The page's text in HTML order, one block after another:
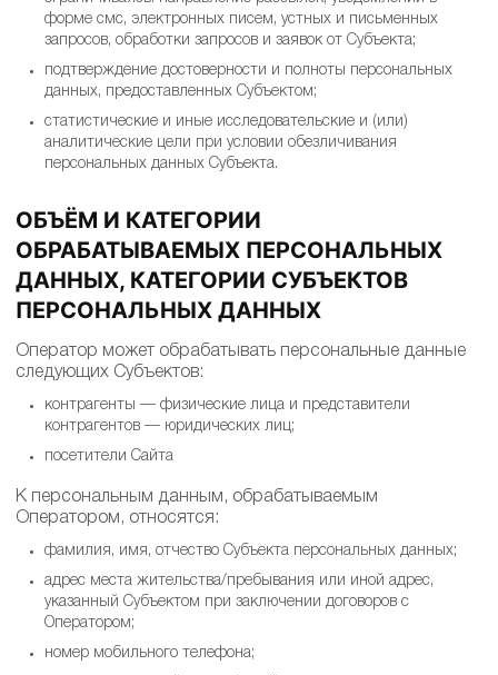
форме смс, электронных писем, устных и письменных
запросов, обработки запросов и заявок от Субъекта;
подтверждение достоверности и полноты персональных
данных, предоставленных Субъектом;
статистические и иные исследовательские и (или)
аналитические цели при условии обезличивания
персональных данных Субъекта.
ОБЪЁМ И КАТЕГОРИИ
ОБРАБАТЫВАЕМЫХ ПЕРСОНАЛЬНЫХ
ДАННЫХ, КАТЕГОРИИ СУБЪЕКТОВ
ПЕРСОНАЛЬНЫХ ДАННЫХ
Оператор может обрабатывать персональные данные
следующих Субъектов:
контрагенты — физические лица и представители
контрагентов — юридических лиц;
посетители Сайта
К персональным данным, обрабатываемым
Оператором, относятся:
фамилия, имя, отчество Субъекта персональных данных;
адрес места жительства/пребывания или иной адрес,
указанный Субъектом при заключении договоров с
Оператором;
номер мобильного телефона;